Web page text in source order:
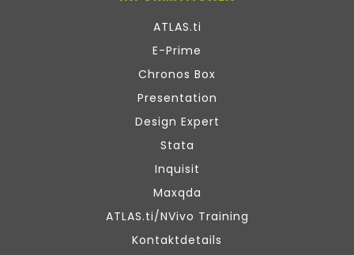
ATLAS.ti
E-Prime
Chronos Box
Presentation
Design Expert
Stata
Inquisit
Maxqda
ATLAS.ti/NVivo Training
Kontaktdetails